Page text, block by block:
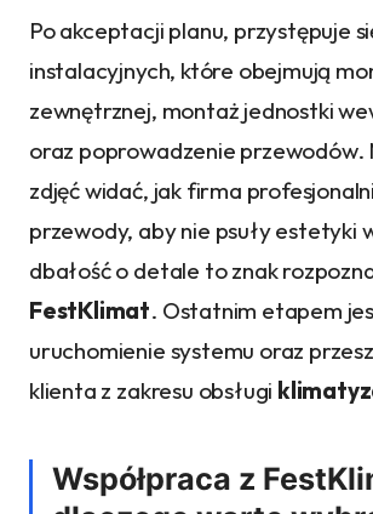
Po akceptacji planu, przystępuje
instalacyjnych, które obejmują
zewnętrznej, montaż jednostki
oraz poprowadzenie przewodów.
zdjęć widać, jak firma
przewody, aby nie psuły estetyki
dbałość o detale to znak
FestKlimat. Ostatnim etapem
uruchomienie systemu oraz
klienta z zakresu obsługi
Współpraca z